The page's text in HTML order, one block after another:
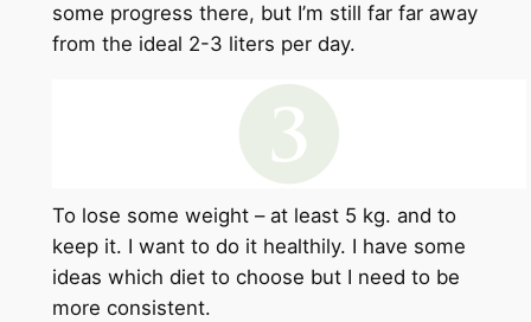
some progress there, but I’m still far far away
from the ideal 2-3 liters per day.
To lose some weight – at least 5 kg. and to
keep it. I want to do it healthily. I have some
ideas which diet to choose but I need to be
more consistent.